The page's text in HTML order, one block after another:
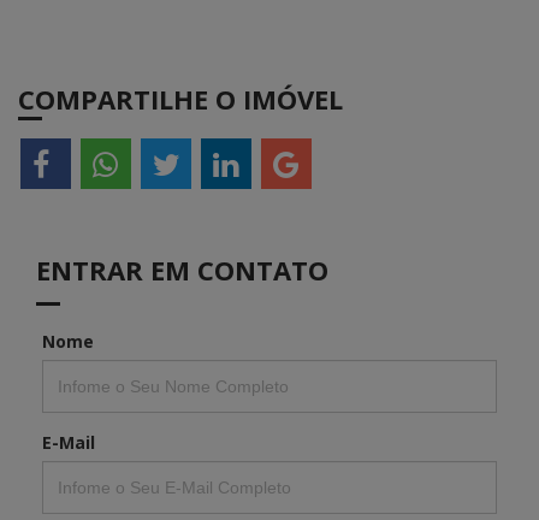
COMPARTILHE O IMÓVEL
ENTRAR EM CONTATO
Nome
E-Mail